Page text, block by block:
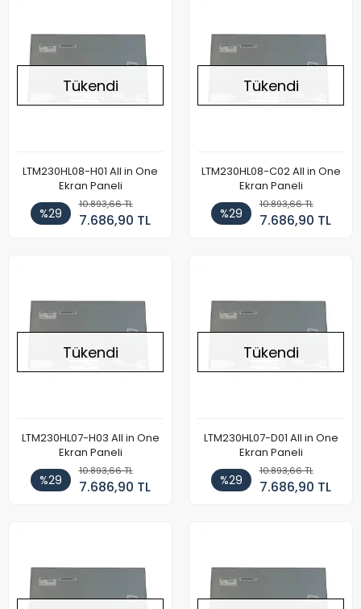
Tükendi
LTM230HL08-H01 All in One
Ekran Paneli
%29
10.893,66 TL
7.686,90 TL
Tükendi
LTM230HL08-C02 All in One
Ekran Paneli
%29
10.893,66 TL
7.686,90 TL
Tükendi
LTM230HL07-H03 All in One
Ekran Paneli
%29
10.893,66 TL
7.686,90 TL
Tükendi
LTM230HL07-D01 All in One
Ekran Paneli
%29
10.893,66 TL
7.686,90 TL